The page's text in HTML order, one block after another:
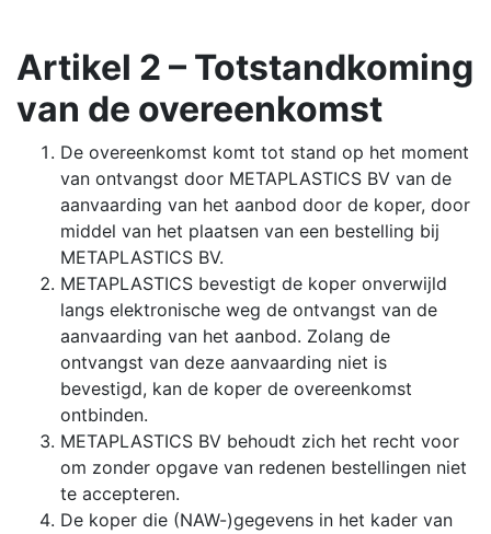
Artikel 2 – Totstandkoming
van de overeenkomst
De overeenkomst komt tot stand op het moment
van ontvangst door METAPLASTICS BV van de
aanvaarding van het aanbod door de koper, door
middel van het plaatsen van een bestelling bij
METAPLASTICS BV.
METAPLASTICS bevestigt de koper onverwijld
langs elektronische weg de ontvangst van de
aanvaarding van het aanbod. Zolang de
ontvangst van deze aanvaarding niet is
bevestigd, kan de koper de overeenkomst
ontbinden.
METAPLASTICS BV behoudt zich het recht voor
om zonder opgave van redenen bestellingen niet
te accepteren.
De koper die (NAW-)gegevens in het kader van